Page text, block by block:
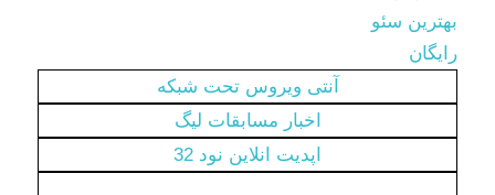
بهترین سئو
رایگان
آنتی ویروس تحت شبکه
اخبار مسابقات لیگ
اپدیت انلاین نود 32